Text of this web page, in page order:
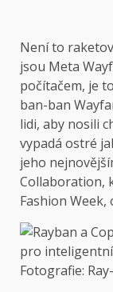
Není to
jsou Meta
počítačem, je
ban-ban
lidi, aby nosili
vypadá ostré
jeho
Collaboration,
Fashion Week,
Fotografie: